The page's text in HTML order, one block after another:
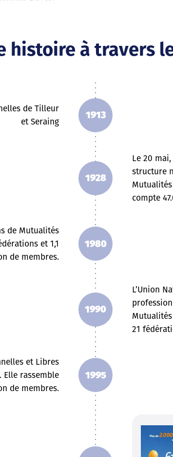
histoire à travers
1913
de Tilleur
et Seraing
1928
Le 20
structure
compte
1980
de Mutualités
et 1,1
de membres.
1990
L’Union
21
1995
et Libres
Elle rassemble
de membres.